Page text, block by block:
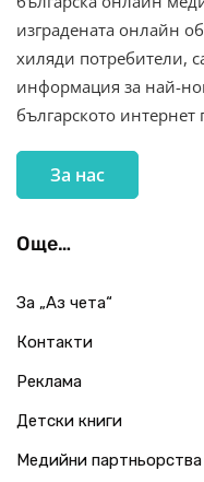
изградената онлайн
хиляди потребители,
информация за най-
българското интернет
За нас
Още…
За „Аз чета“
Контакти
Реклама
Детски книги
Медийни партньорства